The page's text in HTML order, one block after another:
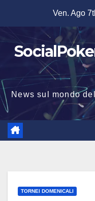
contenuto
Ven. Ago
News sul mondo
TORNEI DOMENICALI